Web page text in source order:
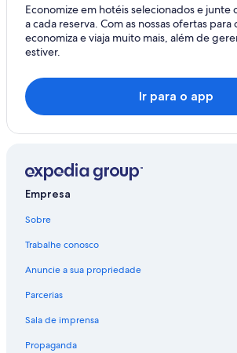
Economize em hotéis selecionados e
a cada reserva. Com as nossas ofertas para
economiza e viaja muito mais, além de
estiver.
Ir para o app
Empresa
Sobre
Trabalhe conosco
Anuncie a sua propriedade
Parcerias
Sala de imprensa
Propaganda